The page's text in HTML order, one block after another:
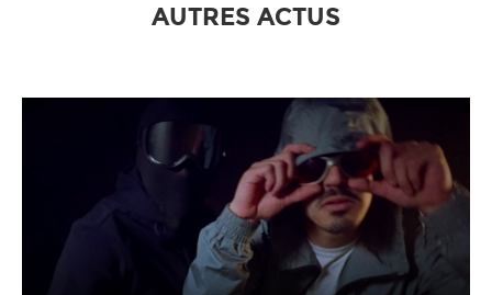
AUTRES ACTUS